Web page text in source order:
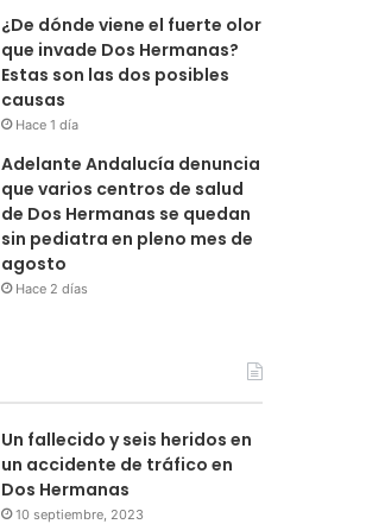
¿De dónde viene el fuerte olor
que invade Dos Hermanas?
Estas son las dos posibles
causas
Hace 1 día
Adelante Andalucía denuncia
que varios centros de salud
de Dos Hermanas se quedan
sin pediatra en pleno mes de
agosto
Hace 2 días
Un fallecido y seis heridos en
un accidente de tráfico en
Dos Hermanas
10 septiembre, 2023